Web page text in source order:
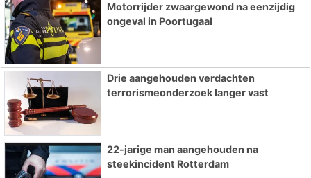
Motorrijder zwaargewond na eenzijdig
ongeval in Poortugaal
Drie aangehouden verdachten
terrorismeonderzoek langer vast
22-jarige man aangehouden na
steekincident Rotterdam